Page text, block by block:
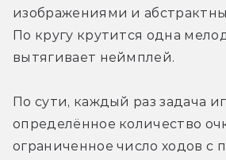
изображениями и
По кругу крутится одна
вытягивает неймплей.
По сути, каждый раз задача
определённое количество
ограниченное число ходов с